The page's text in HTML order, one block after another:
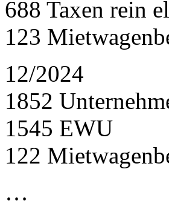
688 Taxen rein
123
12/2024
1852
1545 EWU
122
…